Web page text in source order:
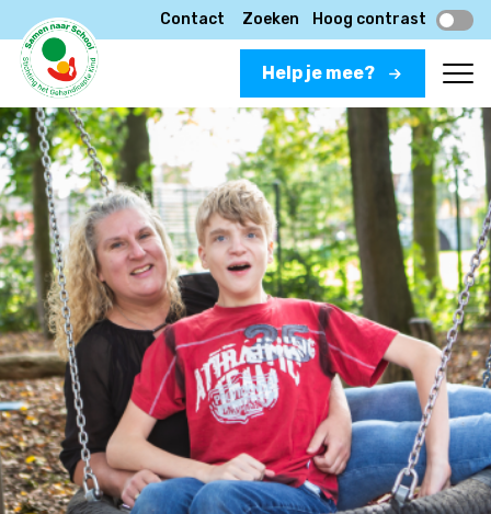
Contact Zoeken Hoog contrast
Help je mee?